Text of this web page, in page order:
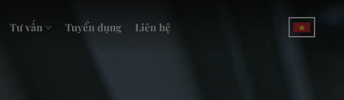
Tư vấn Tuyển dụng Liên hệ